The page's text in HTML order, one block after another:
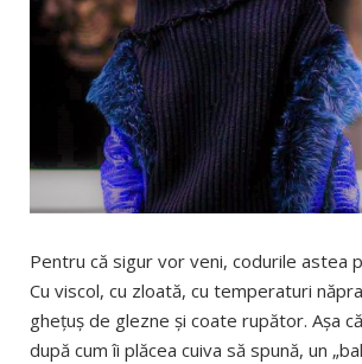
Pentru că sigur vor veni, codurile astea
Cu viscol, cu zloată, cu temperaturi
gheţuş de glezne şi coate rupător. Aşa
după cum îi plăcea cuiva să spună, un